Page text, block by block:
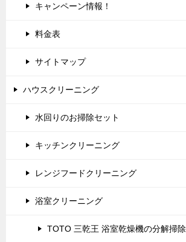
キャンペーン情報！
料金表
サイトマップ
ハウスクリーニング
水回りのお掃除セット
キッチンクリーニング
レンジフードクリーニング
浴室クリーニング
TOTO 三乾王 浴室乾燥機の分解掃除